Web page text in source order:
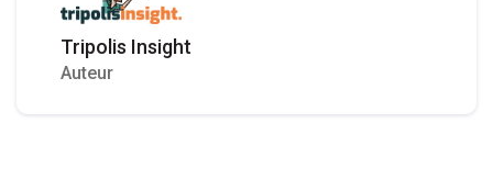
Tripolis Insight
Auteur